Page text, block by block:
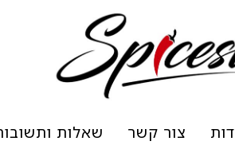
צור קשר שאלות